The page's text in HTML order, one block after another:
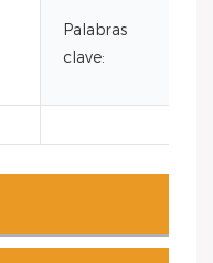
Palabras
clave: